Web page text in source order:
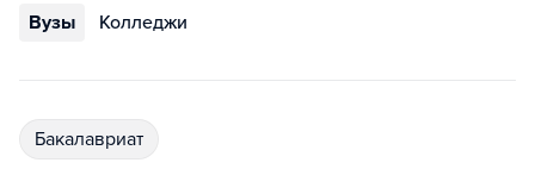
Вузы Колледжи
бакалавриат